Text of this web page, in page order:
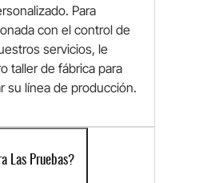
Para
con el control de
servicios, le
taller de fábrica para
su línea de producción.
Las Pruebas?